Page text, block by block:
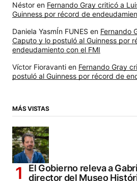
Néstor en Fernando Gray criticó a
Guinness por récord de
Daniela YasmÍn FUNES en Fernando
Caputo y lo postuló al Guinness por
endeudamiento con el FMI
Víctor Fioravanti en Fernando Gray
postuló al Guinness por récord de
MÁS VISTAS
El Gobierno releva a
director del Museo